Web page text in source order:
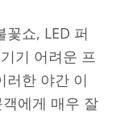
쇼, LED 퍼
기 어려운 프
러한 야간 이
에게 매우 잘